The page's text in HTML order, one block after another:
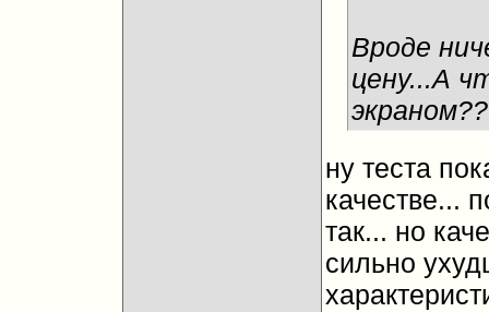
Вроде
цену...А
ну теста
качестве...
так... но
сильно